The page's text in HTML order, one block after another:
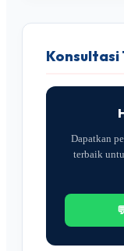
Konsultasi
Dapatkan
terbaik